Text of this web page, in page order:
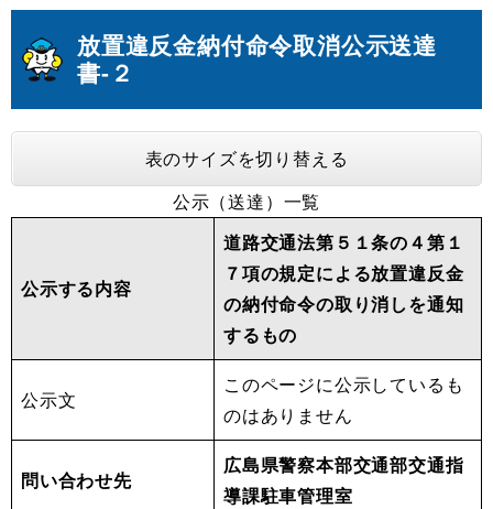
放置違反金納付命令取消公示送達
書-２
表のサイズを切り替える
公示（送達）一覧
公示する内容
道路交通法第５１条の４第１
７項の規定による放置違反金
の納付命令の取り消しを通知
するもの
公示文
このページに公示しているも
のはありません
問い合わせ先
広島県警察本部交通部交通指
導課駐車管理室